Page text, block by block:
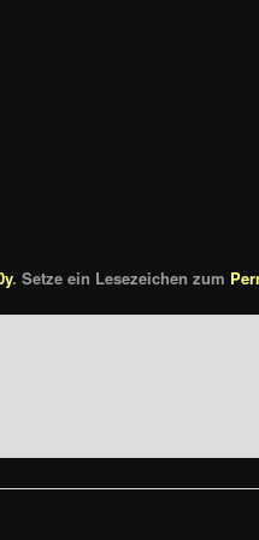
. Setze ein Lesezeichen zum